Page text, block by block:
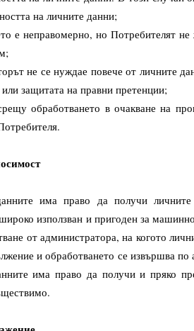
на личните данни;
е неправомерно, но Потребителят не
не се нуждае повече от личните
защитата на правни претенции;
обработването в очакване на
има право да получи
използван и пригоден за
от администратора, на когото
и обработването се извършва
има право да получи и пряко